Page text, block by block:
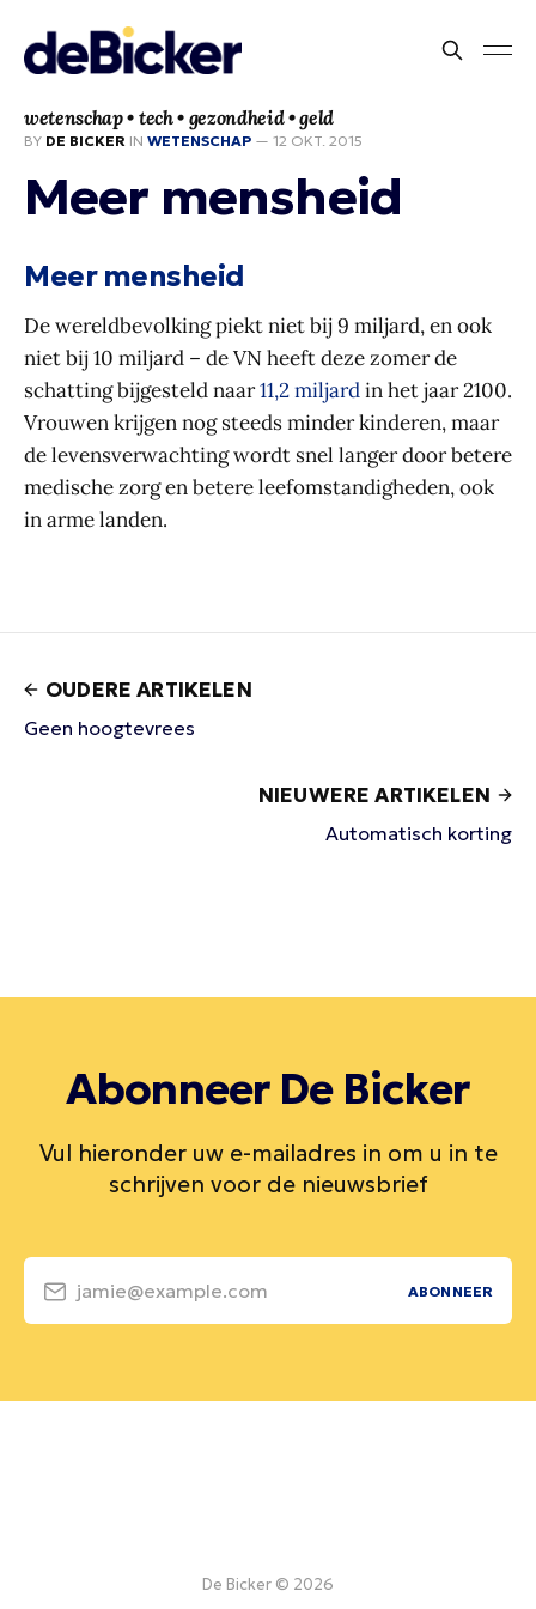
wetenschap • tech • gezondheid • geld
BY DE BICKER IN WETENSCHAP — 12 OKT. 2015
Meer mensheid
Meer mensheid
De wereldbevolking piekt niet bij 9 miljard, en ook
niet bij 10 miljard – de VN heeft deze zomer de
schatting bijgesteld naar11,2 miljardin het jaar 2100.
Vrouwen krijgen nog steeds minder kinderen, maar
de levensverwachting wordt snel langer door betere
medische zorg en betere leefomstandigheden, ook
in arme landen.
OUDERE ARTIKELEN
Geen hoogtevrees
NIEUWERE ARTIKELEN
Automatisch korting
Abonneer De Bicker
Vul hieronder uw e-mailadres in om u in te
schrijven voor de nieuwsbrief
jamie@example.com ABONNEER
De Bicker © 2026